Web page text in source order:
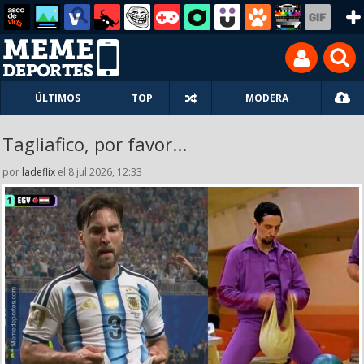
ÚLTIMOS TOP MODERA
Tagliafico, por favor...
por ladeflix el 8 jul 2026, 12:33